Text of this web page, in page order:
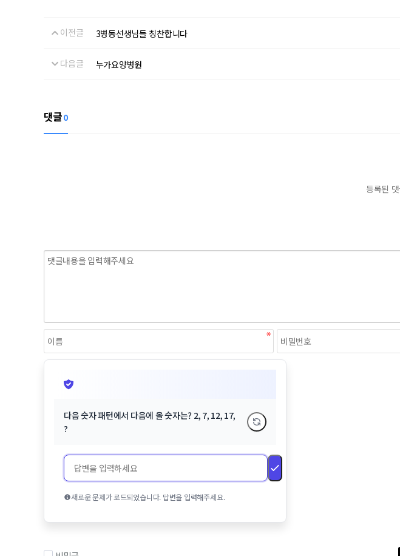
이전글 3병동선생님들 칭찬합니다
다음글 누가요양병원
댓글0
등록된
다음 숫자 패턴에서 다음에 올 숫자는? 2, 7, 12, 17,
?
새로운 문제가 로드되었습니다. 답변을 입력해주세요.